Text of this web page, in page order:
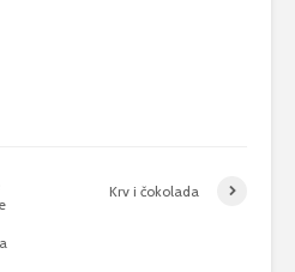
Krv i čokolada